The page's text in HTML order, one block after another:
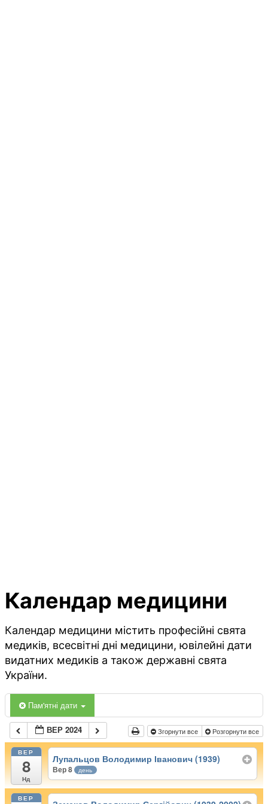
Календар медицини
Календар медицини містить професійні свята
медиків, всесвітні дні медицини, ювілейні дати
видатних медиків а також державні свята
України.
Пам'ятні дати
ВЕР 2024 Згорнути все Розгорнути все
ВЕР
8
Нд
Лупальцов Володимир Іванович (1939)
Вер 8 день
ВЕР